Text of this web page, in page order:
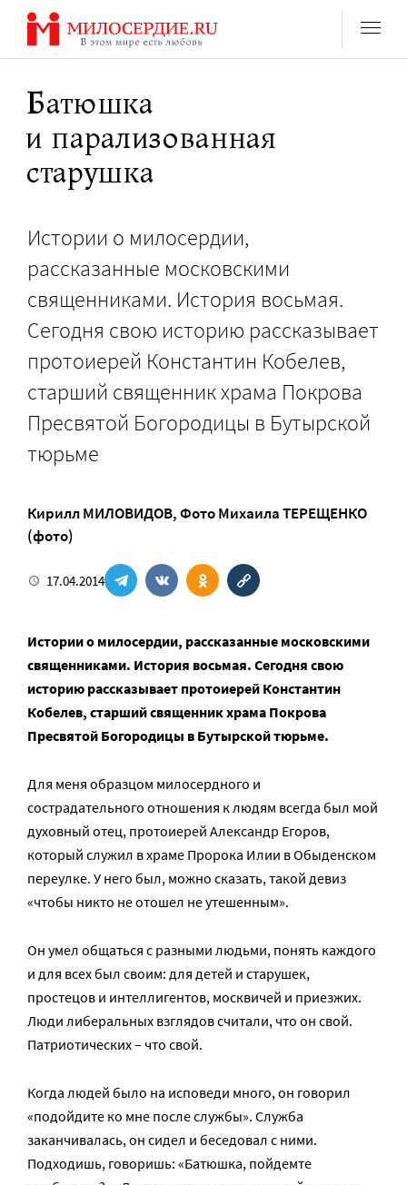
Перейти
содержанию
Батюшка
и парализованная
старушка
Истории о милосердии,
рассказанные московскими
священниками. История восьмая.
Сегодня свою историю рассказывает
протоиерей Константин Кобелев,
старший священник храма Покрова
Пресвятой Богородицы в Бутырской
тюрьме
Кирилл МИЛОВИДОВ,Фото Михаила ТЕРЕЩЕНКО
(фото)
17.04.2014
Истории о милосердии, рассказанные московскими
священниками. История восьмая. Сегодня свою
историю рассказывает протоиерей Константин
Кобелев, старший священник храма Покрова
Пресвятой Богородицы в Бутырской тюрьме.
Для меня образцом милосердного и
сострадательного отношения к людям всегда был мой
духовный отец, протоиерей Александр Егоров,
который служил в храме Пророка Илии в Обыденском
переулке. У него был, можно сказать, такой девиз
«чтобы никто не отошел не утешенным».
Он умел общаться с разными людьми, понять каждого
и для всех был своим: для детей и старушек,
простецов и интеллигентов, москвичей и приезжих.
Люди либеральных взглядов считали, что он свой.
Патриотических – что свой.
Когда людей было на исповеди много, он говорил
«подойдите ко мне после службы». Служба
заканчивалась, он сидел и беседовал с ними.
Подходишь, говоришь: «Батюшка, пойдемте